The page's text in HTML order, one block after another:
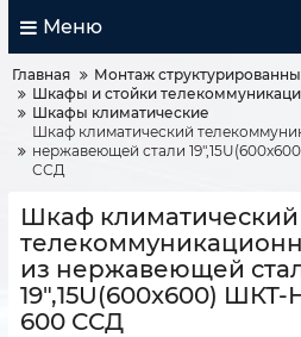
Меню
Главная
Монтаж
Шкафы и стойки
Шкафы климатические
Шкаф климатический
нержавеющей стали
ССД
Шкаф климатический
из нержавеющей
19",15U(600x600)
600 ССД